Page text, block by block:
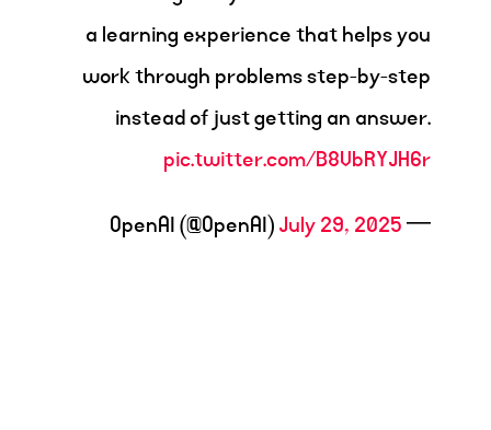
a learning experience that helps you
work through problems step-by-step
instead of just getting an answer.
pic.twitter.com/B8VbRYJH6r
— OpenAI (@OpenAI)
July 29, 2025